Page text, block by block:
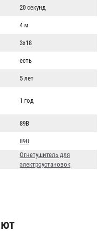
20 секунд
4 м
3х18
есть
5 лет
1 год
89В
89В
Огнетушитель для
электроустановок